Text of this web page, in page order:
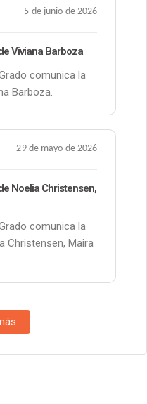
5 de junio de 2026
Viviana Barboza
comunica la
Barboza.
29 de mayo de 2026
Noelia Christensen,
comunica la
Christensen, Maira